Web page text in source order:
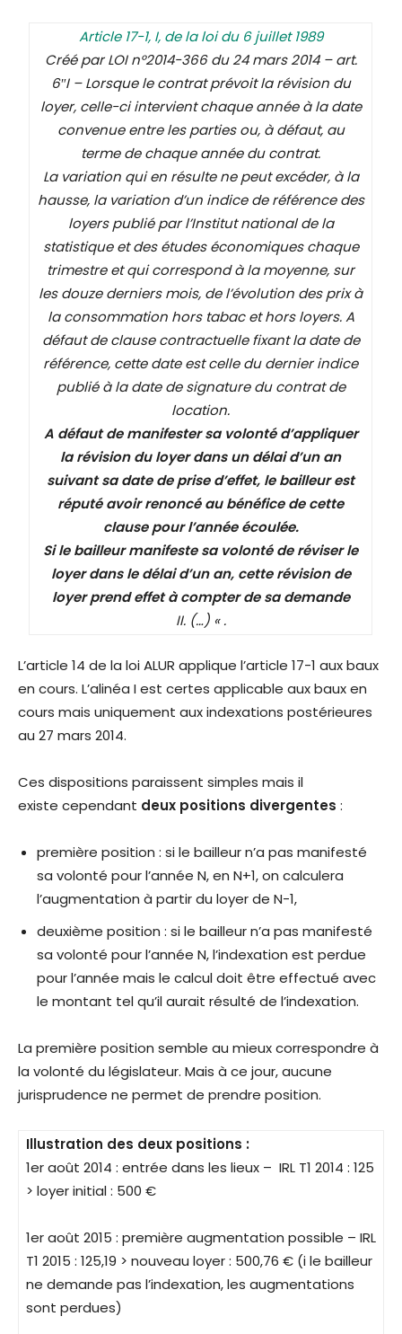
Article 17-1, I, de la loi du 6 juillet 1989
Créé par LOI n°2014-366 du 24 mars 2014 – art.
6″I – Lorsque le contrat prévoit la révision du
loyer, celle-ci intervient chaque année à la date
convenue entre les parties ou, à défaut, au
terme de chaque année du contrat.
La variation qui en résulte ne peut excéder, à la
hausse, la variation d’un indice de référence des
loyers publié par l’Institut national de la
statistique et des études économiques chaque
trimestre et qui correspond à la moyenne, sur
les douze derniers mois, de l’évolution des prix à
la consommation hors tabac et hors loyers. A
défaut de clause contractuelle fixant la date de
référence, cette date est celle du dernier indice
publié à la date de signature du contrat de
location.
A défaut de manifester sa volonté d’appliquer
la révision du loyer dans un délai d’un an
suivant sa date de prise d’effet, le bailleur est
réputé avoir renoncé au bénéfice de cette
clause pour l’année écoulée.
Si le bailleur manifeste sa volonté de réviser le
loyer dans le délai d’un an, cette révision de
loyer prend effet à compter de sa demande
II. (…) « .
L’article 14 de la loi ALUR applique l’article 17-1 aux baux
en cours. L’alinéa I est certes applicable aux baux en
cours mais uniquement aux indexations postérieures
au 27 mars 2014.
Ces dispositions paraissent simples mais il
existe cependant deux positions divergentes :
première position : si le bailleur n’a pas manifesté
sa volonté pour l’année N, en N+1, on calculera
l’augmentation à partir du loyer de N-1,
deuxième position : si le bailleur n’a pas manifesté
sa volonté pour l’année N, l’indexation est perdue
pour l’année mais le calcul doit être effectué avec
le montant tel qu’il aurait résulté de l’indexation.
La première position semble au mieux correspondre à
la volonté du législateur. Mais à ce jour, aucune
jurisprudence ne permet de prendre position.
Illustration des deux positions :
1er août 2014 : entrée dans les lieux – IRL T1 2014 : 125
> loyer initial : 500 €
1er août 2015 : première augmentation possible – IRL
T1 2015 : 125,19 > nouveau loyer : 500,76 € (i le bailleur
ne demande pas l’indexation, les augmentations
sont perdues)